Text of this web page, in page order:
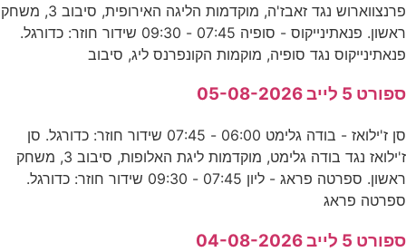
פרנצווארוש נגד זאבז'ה, מוקדמות הליגה האירופית, סיבוב 3, משחק
ראשון. פנאתינייקוס - סופיה 07:45 - 09:30 שידור חוזר: כדורגל.
פנאתינייקוס נגד סופיה, מוקמות הקונפרנס ליג, סיבוב
ספורט 5 לייב 05-08-2026
סן ז'ילואז - בודה גלימט 06:00 - 07:45 שידור חוזר: כדורגל. סן
ז'ילואז נגד בודה גלימט, מוקדמות ליגת האלופות, סיבוב 3, משחק
ראשון. ספרטה פראג - ליון 07:45 - 09:30 שידור חוזר: כדורגל.
ספרטה פראג
ספורט 5 לייב 04-08-2026